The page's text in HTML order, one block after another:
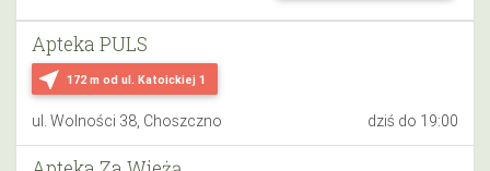
near_me 172 m od ul. Katoickiej 1
Apteka PULS
ul. Wolności 38, Choszczno dziś do 19:00